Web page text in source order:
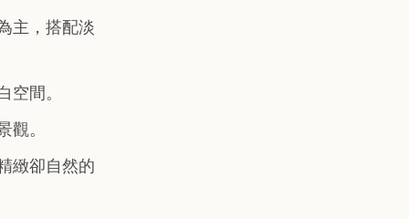
主，搭配淡
空間。
觀。
緻卻自然的